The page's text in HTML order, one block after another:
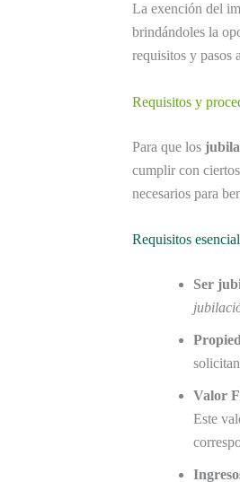
La exención del
brindándoles la
requisitos y pasos
Requisitos y
Para que los
cumplir con ciertos
necesarios para
Requisitos
Ser
Valor
Este